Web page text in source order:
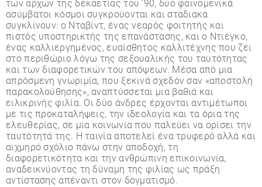
των αρχών της δεκαετίας του ’90, δύο φαινομενικά
ασύμβατοι κόσμοι συγκρούονται και σταδιακά
συγκλίνουν: ο Νταβίντ, ένας νεαρός φοιτητής και
πιστός υποστηρικτής της επανάστασης, και ο Ντιέγκο,
ένας καλλιεργημένος, ευαίσθητος καλλιτέχνης που ζει
στο περιθώριο λόγω της σεξουαλικής του ταυτότητας
και των διαφορετικών του απόψεων. Μέσα από μια
απρόσμενη γνωριμία, που ξεκινά σχεδόν σαν «αποστολή
παρακολούθησης», αναπτύσσεται μια βαθιά και
ειλικρινής φιλία. Οι δύο άνδρες έρχονται αντιμέτωποι
με τις προκαταλήψεις, την ιδεολογία και τα όρια της
ελευθερίας, σε μια κοινωνία που παλεύει να ορίσει την
ταυτότητά της. Η ταινία αποτελεί ένα τρυφερό αλλά και
αιχμηρό σχόλιο πάνω στην αποδοχή, τη
διαφορετικότητα και την ανθρώπινη επικοινωνία,
αναδεικνύοντας τη δύναμη της φιλίας ως πράξη
αντίστασης απέναντι στον δογματισμό.